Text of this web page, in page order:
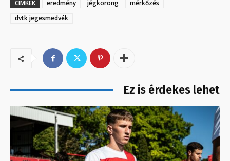
CÍMKÉK eredmény jégkorong
mérkőzés
dvtk jegesmedvék
Ez is érdekes lehet